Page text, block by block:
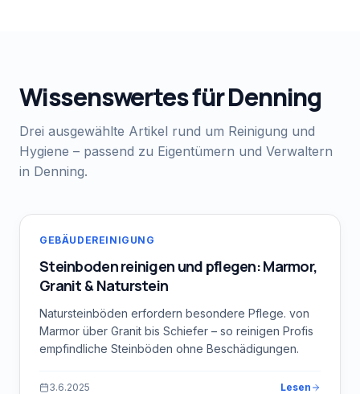
Wissenswertes fürDenning
Drei ausgewählte Artikel rund um Reinigung und
Hygiene – passend zu Eigentümern und Verwaltern
in Denning.
GEBÄUDEREINIGUNG
Steinboden reinigen und pflegen: Marmor,
Granit & Naturstein
Natursteinböden erfordern besondere Pflege. von
Marmor über Granit bis Schiefer – so reinigen Profis
empfindliche Steinböden ohne Beschädigungen.
3.6.2025 Lesen